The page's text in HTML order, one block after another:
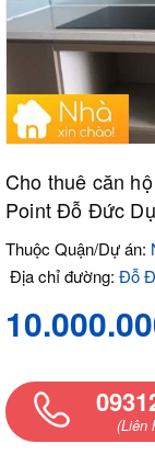
Cho thuê căn
Point Đỗ Đức
Thuộc Quận/Dự án:
Địa chỉ đường: Đỗ
(Liên